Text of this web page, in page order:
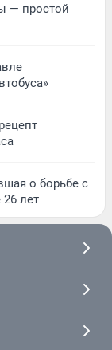
— простой
о борьбе с
лет